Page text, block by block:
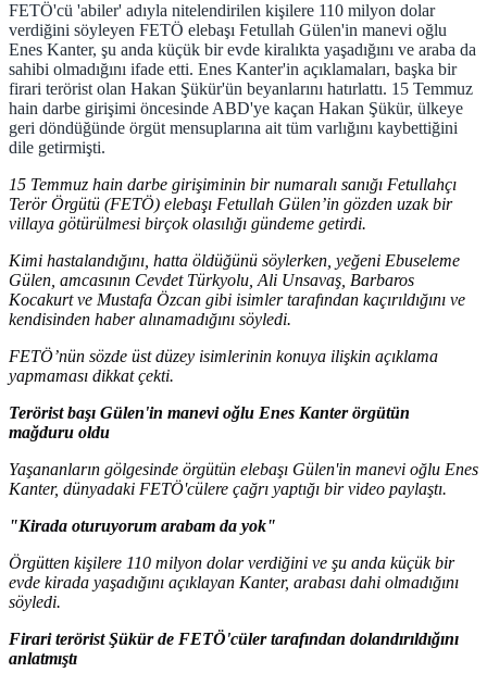
FETÖ'cü 'abiler' adıyla nitelendirilen kişilere 110 milyon dolar
verdiğini söyleyen FETÖ elebaşı Fetullah Gülen'in manevi oğlu
Enes Kanter, şu anda küçük bir evde kiralıkta yaşadığını ve araba da
sahibi olmadığını ifade etti. Enes Kanter'in açıklamaları, başka bir
firari terörist olan Hakan Şükür'ün beyanlarını hatırlattı. 15 Temmuz
hain darbe girişimi öncesinde ABD'ye kaçan Hakan Şükür, ülkeye
geri döndüğünde örgüt mensuplarına ait tüm varlığını kaybettiğini
dile getirmişti.
15 Temmuz hain darbe girişiminin bir numaralı sanığı Fetullahçı
Terör Örgütü (FETÖ) elebaşı Fetullah Gülen’in gözden uzak bir
villaya götürülmesi birçok olasılığı gündeme getirdi.
Kimi hastalandığını, hatta öldüğünü söylerken, yeğeni Ebuseleme
Gülen, amcasının Cevdet Türkyolu, Ali Unsavaş, Barbaros
Kocakurt ve Mustafa Özcan gibi isimler tarafından kaçırıldığını ve
kendisinden haber alınamadığını söyledi.
FETÖ’nün sözde üst düzey isimlerinin konuya ilişkin açıklama
yapmaması dikkat çekti.
Terörist başı Gülen'in manevi oğlu Enes Kanter örgütün
mağduru oldu
Yaşananların gölgesinde örgütün elebaşı Gülen'in manevi oğlu Enes
Kanter, dünyadaki FETÖ'cülere çağrı yaptığı bir video paylaştı.
"Kirada oturuyorum arabam da yok"
Örgütten kişilere 110 milyon dolar verdiğini ve şu anda küçük bir
evde kirada yaşadığını açıklayan Kanter, arabası dahi olmadığını
söyledi.
Firari terörist Şükür de FETÖ'cüler tarafından dolandırıldığını
anlatmıştı